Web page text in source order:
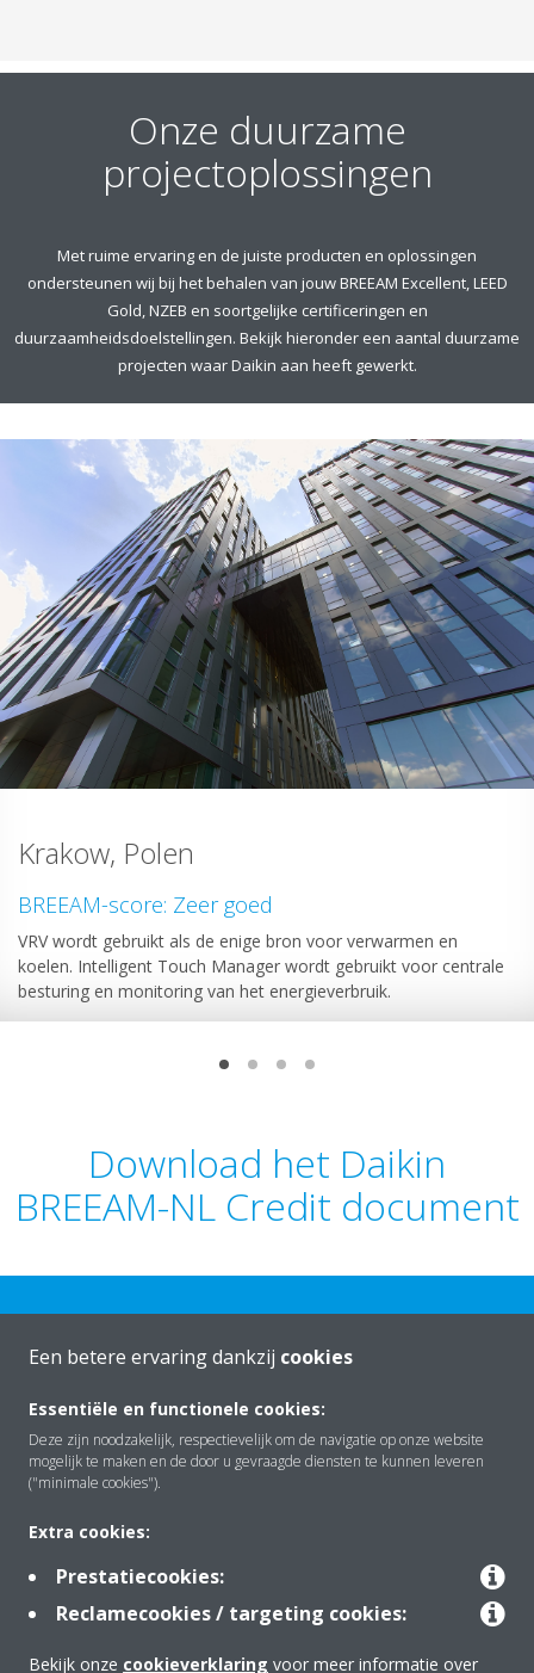
Onze duurzame
projectoplossingen
Met ruime ervaring en de juiste producten en oplossingen
ondersteunen wij bij het behalen van jouw BREEAM Excellent, LEED
Gold, NZEB en soortgelijke certificeringen en
duurzaamheidsdoelstellingen. Bekijk hieronder een aantal duurzame
projecten waar Daikin aan heeft gewerkt.
Krakow, Polen
BREEAM-score: Zeer goed
VRV wordt gebruikt als de enige bron voor verwarmen en
koelen. Intelligent Touch Manager wordt gebruikt voor centrale
besturing en monitoring van het energieverbruik.
Download het Daikin
BREEAM-NL Credit document
Over Daikin
Een betere ervaring dankzij cookies
Essentiële en functionele cookies:
Deze zijn noodzakelijk, respectievelijk om de navigatie op onze website
mogelijk te maken en de door u gevraagde diensten te kunnen leveren
("minimale cookies").
Extra cookies:
Prestatiecookies:
Reclamecookies / targeting cookies:
Bekijk onze cookieverklaring voor meer informatie over